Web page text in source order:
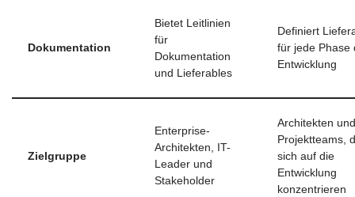
Dokumentation
Bietet Leitlinien
für
Dokumentation
und Lieferables
Definiert
für jede Phase
Entwicklung
Zielgruppe
Enterprise-
Architekten, IT-
Leader und
Stakeholder
Architekten und
Projektteams,
sich auf die
Entwicklung
konzentrieren